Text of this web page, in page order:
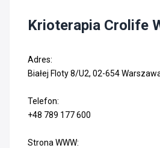
Krioterapia Crolife
Adres:
Białej Floty 8/U2, 02-654
Telefon:
+48 789 177 600
Strona WWW: